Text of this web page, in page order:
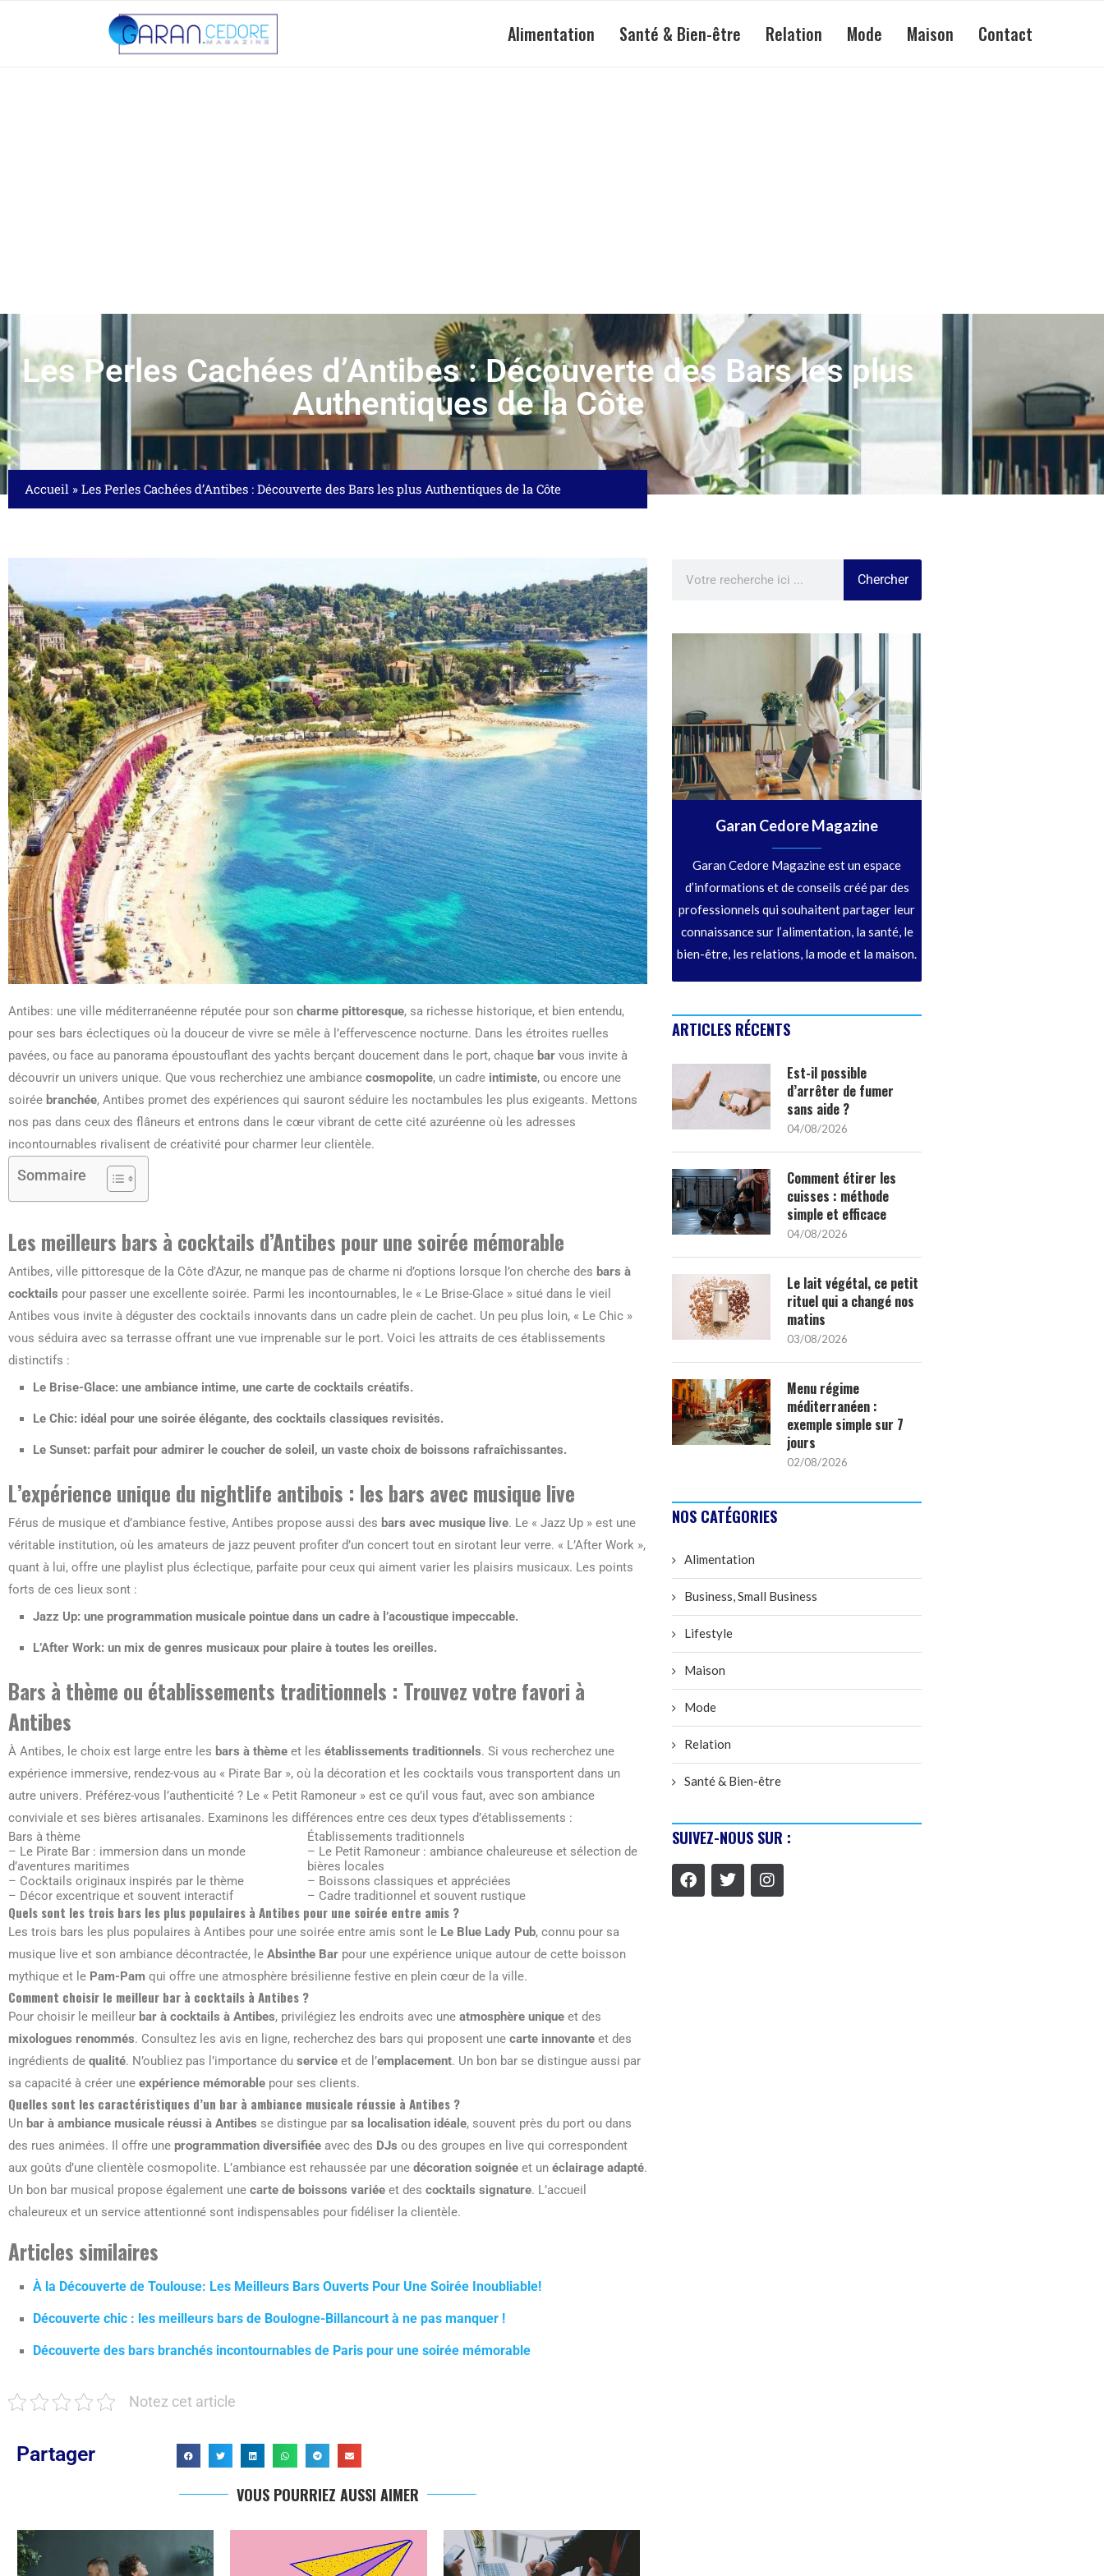
Alimentation Santé & Bien-être Relation Mode Maison Contact
Les Perles Cachées d’Antibes : Découverte des Bars les plus
Authentiques de la Côte
Accueil » Les Perles Cachées d’Antibes : Découverte des Bars les plus Authentiques de la Côte
Antibes: une ville méditerranéenne réputée pour son charme pittoresque, sa richesse historique, et bien entendu,
pour ses bars éclectiques où la douceur de vivre se mêle à l’effervescence nocturne. Dans les étroites ruelles
pavées, ou face au panorama époustouflant des yachts berçant doucement dans le port, chaque bar vous invite à
découvrir un univers unique. Que vous recherchiez une ambiance cosmopolite, un cadre intimiste, ou encore une
soirée branchée, Antibes promet des expériences qui sauront séduire les noctambules les plus exigeants. Mettons
nos pas dans ceux des flâneurs et entrons dans le cœur vibrant de cette cité azuréenne où les adresses
incontournables rivalisent de créativité pour charmer leur clientèle.
Sommaire
Les meilleurs bars à cocktails d’Antibes pour une soirée mémorable
Antibes, ville pittoresque de la Côte d’Azur, ne manque pas de charme ni d’options lorsque l’on cherche des bars à
cocktails pour passer une excellente soirée. Parmi les incontournables, le « Le Brise-Glace » situé dans le vieil
Antibes vous invite à déguster des cocktails innovants dans un cadre plein de cachet. Un peu plus loin, « Le Chic »
vous séduira avec sa terrasse offrant une vue imprenable sur le port. Voici les attraits de ces établissements
distinctifs :
Le Brise-Glace: une ambiance intime, une carte de cocktails créatifs.
Le Chic: idéal pour une soirée élégante, des cocktails classiques revisités.
Le Sunset: parfait pour admirer le coucher de soleil, un vaste choix de boissons rafraîchissantes.
L’expérience unique du nightlife antibois : les bars avec musique live
Férus de musique et d’ambiance festive, Antibes propose aussi des bars avec musique live. Le « Jazz Up » est une
véritable institution, où les amateurs de jazz peuvent profiter d’un concert tout en sirotant leur verre. « L’After Work »,
quant à lui, offre une playlist plus éclectique, parfaite pour ceux qui aiment varier les plaisirs musicaux. Les points
forts de ces lieux sont :
Jazz Up: une programmation musicale pointue dans un cadre à l’acoustique impeccable.
L’After Work: un mix de genres musicaux pour plaire à toutes les oreilles.
Bars à thème ou établissements traditionnels : Trouvez votre favori à
Antibes
À Antibes, le choix est large entre les bars à thème et les établissements traditionnels. Si vous recherchez une
expérience immersive, rendez-vous au « Pirate Bar », où la décoration et les cocktails vous transportent dans un
autre univers. Préférez-vous l’authenticité ? Le « Petit Ramoneur » est ce qu’il vous faut, avec son ambiance
conviviale et ses bières artisanales. Examinons les différences entre ces deux types d’établissements :
Bars à thème
Établissements traditionnels
– Le Pirate Bar : immersion dans un monde
d’aventures maritimes
– Le Petit Ramoneur : ambiance chaleureuse et sélection de
bières locales
– Cocktails originaux inspirés par le thème
– Boissons classiques et appréciées
– Décor excentrique et souvent interactif
– Cadre traditionnel et souvent rustique
Quels sont les trois bars les plus populaires à Antibes pour une soirée entre amis ?
Les trois bars les plus populaires à Antibes pour une soirée entre amis sont le Le Blue Lady Pub, connu pour sa
musique live et son ambiance décontractée, le Absinthe Bar pour une expérience unique autour de cette boisson
mythique et le Pam-Pam qui offre une atmosphère brésilienne festive en plein cœur de la ville.
Comment choisir le meilleur bar à cocktails à Antibes ?
Pour choisir le meilleur bar à cocktails à Antibes, privilégiez les endroits avec une atmosphère unique et des
mixologues renommés. Consultez les avis en ligne, recherchez des bars qui proposent une carte innovante et des
ingrédients de qualité. N’oubliez pas l’importance du service et de l’emplacement. Un bon bar se distingue aussi par
sa capacité à créer une expérience mémorable pour ses clients.
Quelles sont les caractéristiques d’un bar à ambiance musicale réussie à Antibes ?
Un bar à ambiance musicale réussi à Antibes se distingue par sa localisation idéale, souvent près du port ou dans
des rues animées. Il offre une programmation diversifiée avec des DJs ou des groupes en live qui correspondent
aux goûts d’une clientèle cosmopolite. L’ambiance est rehaussée par une décoration soignée et un éclairage adapté.
Un bon bar musical propose également une carte de boissons variée et des cocktails signature. L’accueil
chaleureux et un service attentionné sont indispensables pour fidéliser la clientèle.
Articles similaires
À la Découverte de Toulouse: Les Meilleurs Bars Ouverts Pour Une Soirée Inoubliable!
Découverte chic : les meilleurs bars de Boulogne-Billancourt à ne pas manquer !
Découverte des bars branchés incontournables de Paris pour une soirée mémorable
Notez cet article
Partager
VOUS POURRIEZ AUSSI AIMER
Chercher
Garan Cedore Magazine
Garan Cedore Magazine est un espace
d’informations et de conseils créé par des
professionnels qui souhaitent partager leur
connaissance sur l’alimentation, la santé, le
bien-être, les relations, la mode et la maison.
ARTICLES RÉCENTS
Est-il possible
d’arrêter de fumer
sans aide ?
04/08/2026
Comment étirer les
cuisses : méthode
simple et efficace
04/08/2026
Le lait végétal, ce petit
rituel qui a changé nos
matins
03/08/2026
Menu régime
méditerranéen :
exemple simple sur 7
jours
02/08/2026
NOS CATÉGORIES
Alimentation
Business, Small Business
Lifestyle
Maison
Mode
Relation
Santé & Bien-être
SUIVEZ-NOUS SUR :